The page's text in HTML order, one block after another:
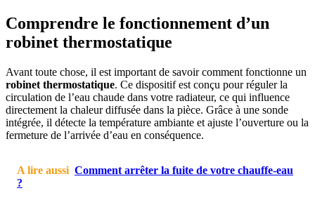
Comprendre le fonctionnement d’un
robinet thermostatique
Avant toute chose, il est important de savoir comment fonctionne un
robinet thermostatique. Ce dispositif est conçu pour réguler la
circulation de l’eau chaude dans votre radiateur, ce qui influence
directement la chaleur diffusée dans la pièce. Grâce à une sonde
intégrée, il détecte la température ambiante et ajuste l’ouverture ou la
fermeture de l’arrivée d’eau en conséquence.
A lire aussi Comment arrêter la fuite de votre chauffe-eau
?